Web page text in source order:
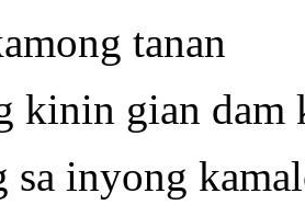
tanan
kinin gian dam
sa inyong